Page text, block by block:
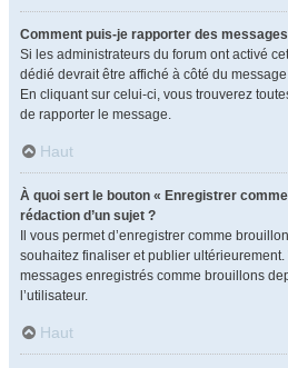
Comment puis-je rapporter des
Si les administrateurs du forum ont activé
dédié devrait être affiché à côté du
En cliquant sur celui-ci, vous trouverez
de rapporter le message.
Haut
À quoi sert le bouton « Enregistrer
rédaction d’un sujet ?
Il vous permet d’enregistrer comme
souhaitez finaliser et publier
messages enregistrés comme brouillons
l’utilisateur.
Haut